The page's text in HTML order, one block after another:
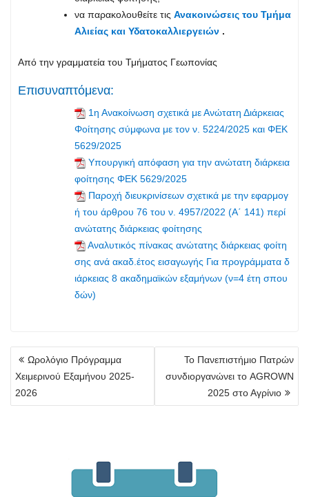
να παρακολουθείτε τις Ανακοινώσεις του Τμήμα
Αλιείας και Υδατοκαλλιεργειών .
Από την γραμματεία του Τμήματος Γεωπονίας
Επισυναπτόμενα:
1η Ανακοίνωση σχετικά με Ανώτατη Διάρκειας
Φοίτησης σύμφωνα με τον ν. 5224/2025 και ΦΕΚ
5629/2025
Υπουργική απόφαση για την ανώτατη διάρκεια
φοίτησης ΦΕΚ 5629/2025
Παροχή διευκρινίσεων σχετικά με την εφαρμογ
ή του άρθρου 76 του ν. 4957/2022 (Α΄ 141) περί
ανώτατης διάρκειας φοίτησης
Αναλυτικός πίνακας ανώτατης διάρκειας φοίτη
σης ανά ακαδ.έτος εισαγωγής Για προγράμματα δ
ιάρκειας 8 ακαδημαϊκών εξαμήνων (ν=4 έτη σπου
δών)
Πλοήγηση
άρθρων
Ωρολόγιο Πρόγραμμα
Χειμερινού Εξαμήνου 2025-
2026
Το Πανεπιστήμιο Πατρών
συνδιοργανώνει το AGROWN
2025 στο Αγρίνιο